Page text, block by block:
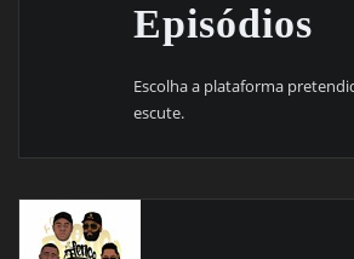
Episódios
Escolha a plataforma
escute.